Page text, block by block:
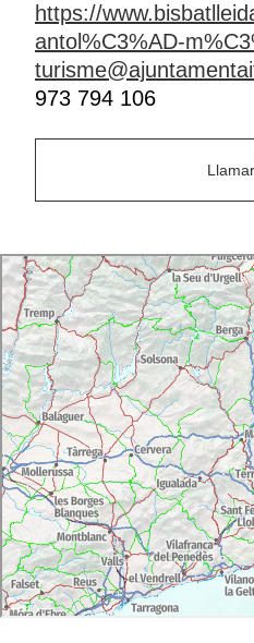
https://
antol%C3%AD-
973 794 106
Llamar